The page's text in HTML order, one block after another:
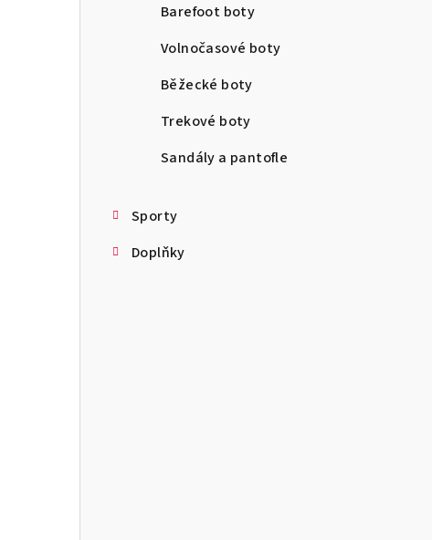
Barefoot boty
Volnočasové boty
Běžecké boty
Trekové boty
Sandály a pantofle
Sporty
Doplňky